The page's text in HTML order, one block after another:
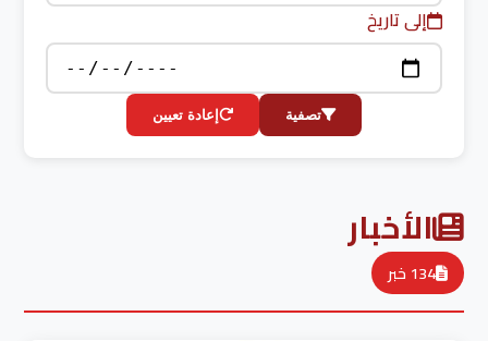
إلى تاريخ
تصفية إعادة تعيين
الأخبار
134 خبر